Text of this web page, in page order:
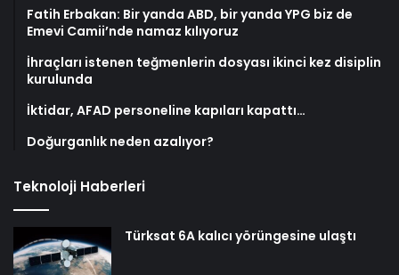
Fatih Erbakan: Bir yanda ABD, bir yanda YPG biz de
Emevi Camii’nde namaz kılıyoruz
İhraçları istenen teğmenlerin dosyası ikinci kez disiplin
kurulunda
İktidar, AFAD personeline kapıları kapattı…
Doğurganlık neden azalıyor?
Teknoloji Haberleri
Türksat 6A kalıcı yörüngesine ulaştı